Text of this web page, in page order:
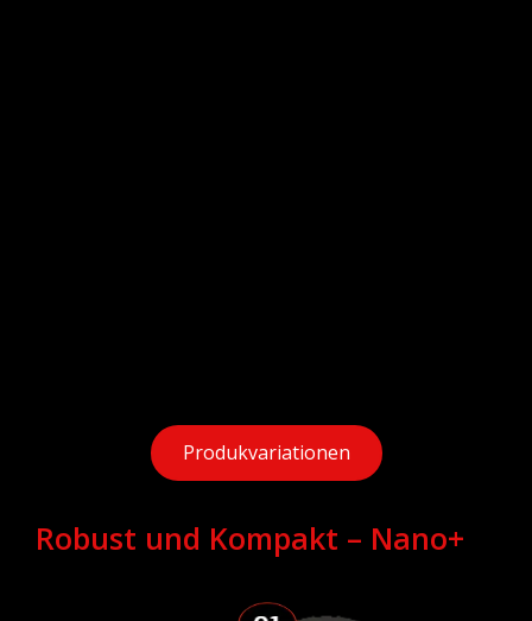
Produkvariationen
Robust und Kompakt – Nano+